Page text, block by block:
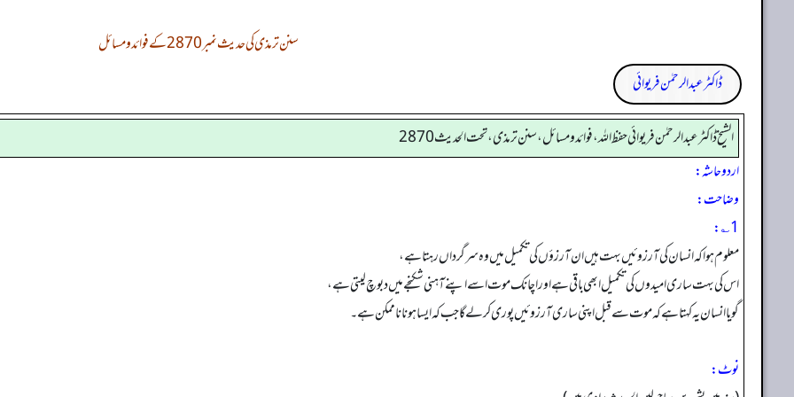
سنن ترمذی کی حدیث نمبر 2870 کے فوائد و مسائل
ڈاکٹر عبدالرحمٰن فریوائی
الشیخ ڈاکٹر عبد الرحمٰن فریوائی حفظ اللہ، فوائد و مسائل، سنن ترمذی، تحت الحديث 2870
اردو حاشہ:
وضاحت:
1؎:
معلوم ہوا کہ انسان کی آرزوئیں بہت ہیں ان آرزؤں کی تکمیل میں وہ سرگرداں رہتا ہے،
اس کی بہت ساری امیدوں کی تکمیل ابھی باقی ہے اور اچانک موت اسے اپنے آہنی شکنجے میں دبوچ لیتی ہے،
گویا انسان یہ کہتا ہے کہ موت سے قبل اپنی ساری آرزوئیں پوری کر لے گا جب کہ ایسا ہونا ناممکن ہے۔
نوٹ: